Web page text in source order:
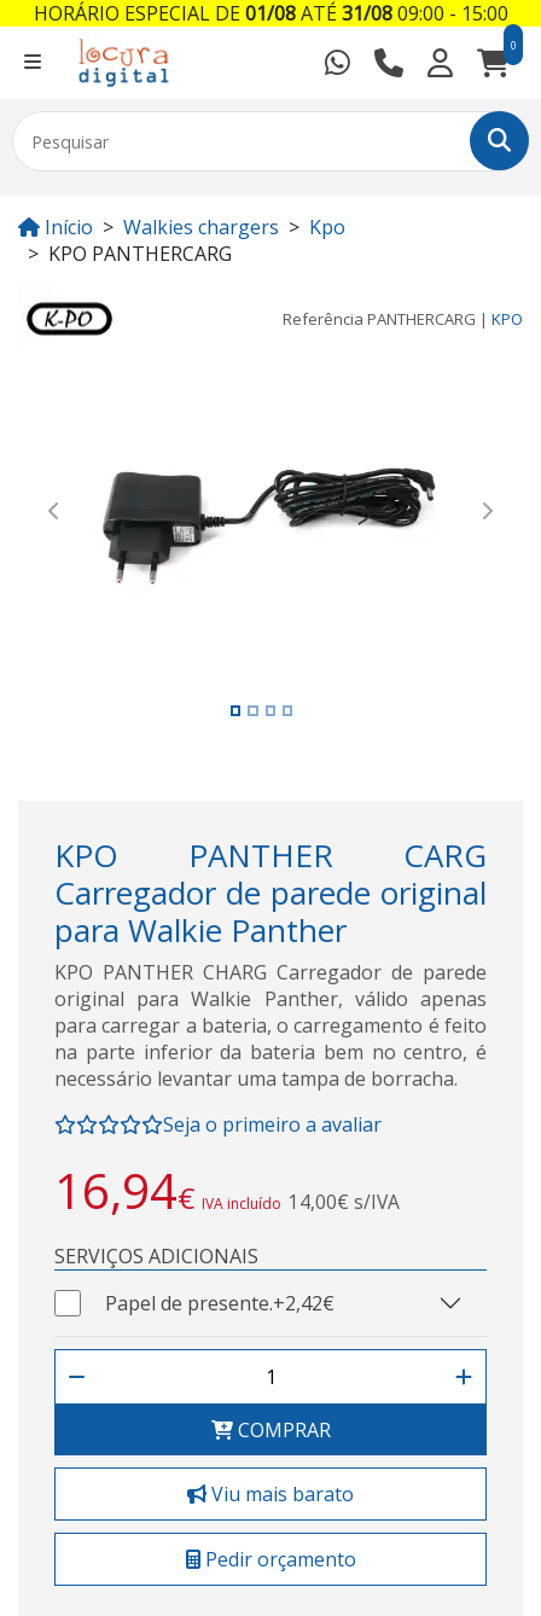
0
Início Walkies chargers
Kpo
KPO PANTHERCARG
Referência PANTHERCARG | KPO
Previous Next
KPO PANTHER CARG
Carregador de parede original
para Walkie Panther
KPO PANTHER CHARG Carregador de parede
original para Walkie Panther, válido apenas
para carregar a bateria, o carregamento é feito
na parte inferior da bateria bem no centro, é
necessário levantar uma tampa de borracha.
Seja o primeiro a avaliar
16,94€ IVA incluído 14,00€ s/IVA
SERVIÇOS ADICIONAIS
Papel de presente.+2,42€
COMPRAR
Viu mais barato
Pedir orçamento
HORÁRIO ESPECIAL DE01/08ATÉ31/0809:00 - 15:00